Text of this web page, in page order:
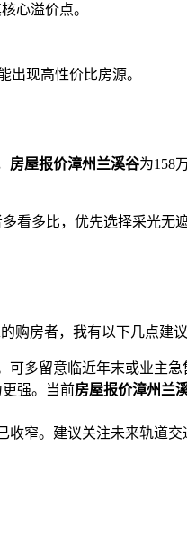
心溢价点。
出现高性价比房源。
房屋报价漳州兰溪谷为158
看多比，优先选择采光无
购房者，我有以下几点建议
多留意临近年末或业主急
强。当前房屋报价漳州兰
窄。建议关注未来轨道交